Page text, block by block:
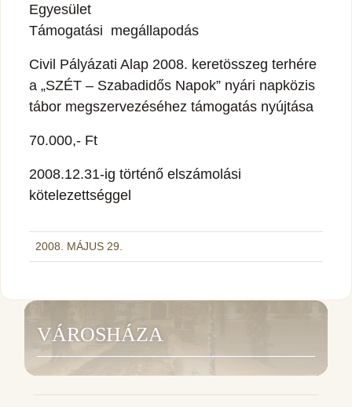
Egyesület
Támogatási megállapodás
Civil Pályázati Alap 2008. keretösszeg terhére
a „SZÉT – Szabadidős Napok” nyári napközis
tábor megszervezéséhez támogatás nyújtása
70.000,- Ft
2008.12.31-ig történő elszámolási
kötelezettséggel
2008. MÁJUS 29.
VÁROSHÁZA